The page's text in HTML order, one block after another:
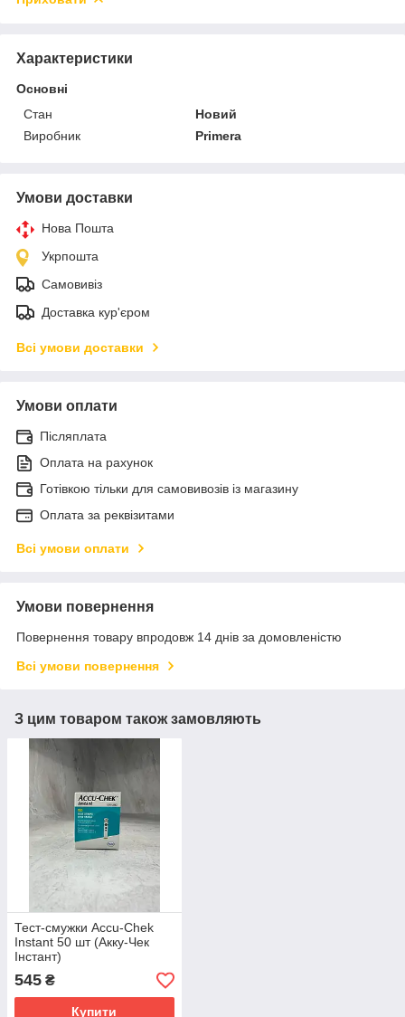
Характеристики
Основні
Стан
Новий
Виробник
Primera
Умови доставки
Нова Пошта
Укрпошта
Самовивіз
Доставка кур'єром
Всі умови доставки
Умови оплати
Післяплата
Оплата на рахунок
Готівкою тільки для самовивозів із магазину
Оплата за реквізитами
Всі умови оплати
Умови повернення
Повернення товару впродовж 14 днів за домовленістю
Всі умови повернення
З цим товаром також замовляють
Тест-смужки Accu-Chek
Instant 50 шт (Акку-Чек
Інстант)
545 ₴
Купити